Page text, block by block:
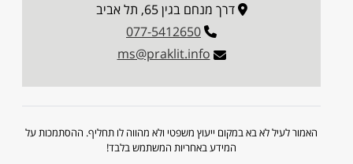
דרך מנחם בגין 65, תל אביב
077-5412650
ms@praklit.info
האמור לעיל לא בא במקום ייעוץ משפטי ולא מהווה לו תחליף. ההסתמכות על
המידע באחריות המשתמש בלבד!